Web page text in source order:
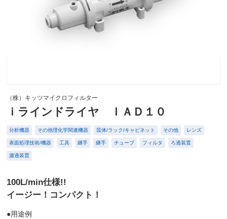
（株）キッツマイクロフィルター
ｉラインドライヤ ＩＡＤ１０
分析機器 その他理化学関連機器 筺体/ラック/キャビネット その他 レンズ
表面処理技術/機器 工具 継手 継手 チューブ フィルタ ろ過装置
濾過装置
100L/min仕様!!
イージー！コンパクト！
●用途例